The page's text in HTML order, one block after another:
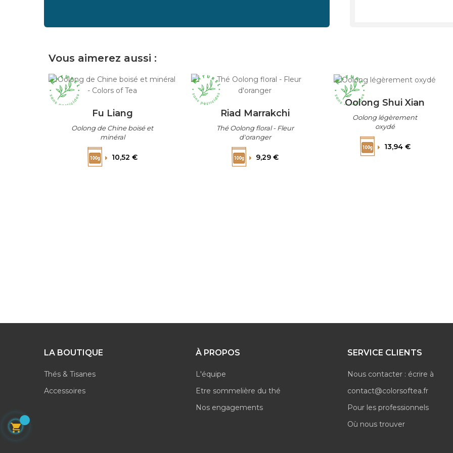
Vous aimerez aussi :
Fu Liang
Oolong de Chine boisé et
minéral
Prix
10,52 €
Riad Marrakchi
Thé Oolong floral - Fleur
d'oranger
Prix
9,29 €
Oolong Shui Xian
Oolong légèrement
oxydé
Prix
13,94 €
LA BOUTIQUE
Thés & Tisanes
Accessoires
À PROPOS
L'équipe
Etre sommelière du thé
Nos engagements
SERVICE CLIENTS
Nous contacter : écrire à
contact@colorsoftea.fr
Pour les professionnels
Où nous trouver
